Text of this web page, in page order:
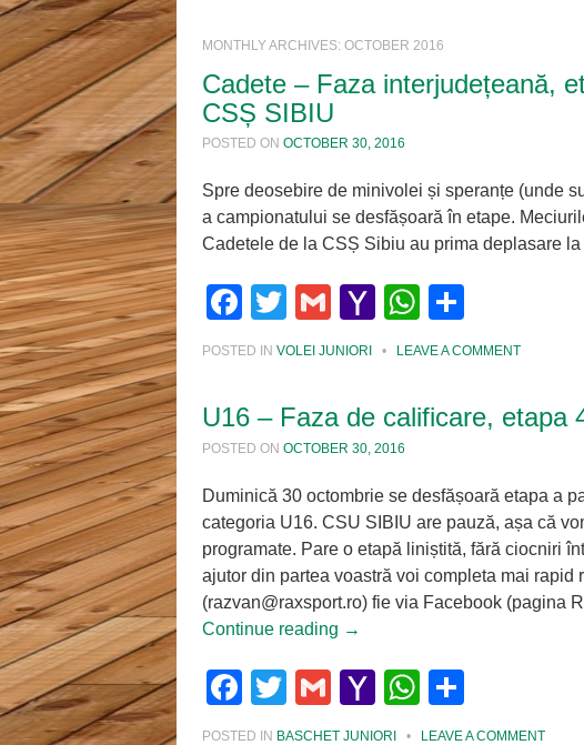
MONTHLY ARCHIVES: OCTOBER 2016
Cadete – Faza interjudețeană,
CSȘ SIBIU
POSTED ON OCTOBER 30, 2016
Spre deosebire de minivolei și speranțe (unde
a campionatului se desfășoară în etape.
Cadetele de la CSȘ Sibiu au prima deplasare la
Facebook
Twitter
GmailYahoo
Mail
WhatsApp
POSTED IN VOLEI JUNIORI • LEAVE A COMMENT
U16 – Faza de calificare, etapa
POSTED ON OCTOBER 30, 2016
Duminică 30 octombrie se desfășoară etapa a
categoria U16. CSU SIBIU are pauză, așa că
programate. Pare o etapă liniștită, fără ciocniri
ajutor din partea voastră voi completa mai rapid
(razvan@raxsport.ro) fie via Facebook (pagina
Continue reading →
Facebook
Twitter
GmailYahoo
Mail
WhatsApp
POSTED IN BASCHET JUNIORI • LEAVE A COMMENT